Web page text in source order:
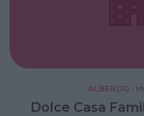
ALBERGO •
Dolce Casa